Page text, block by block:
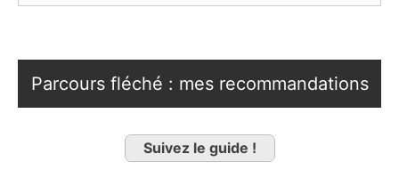
Parcours fléché : mes recommandations
Suivez le guide !